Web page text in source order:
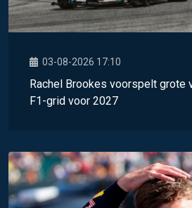
03-08-2026 17:10
Rachel Brookes voorspelt grote
F1-grid voor 2027